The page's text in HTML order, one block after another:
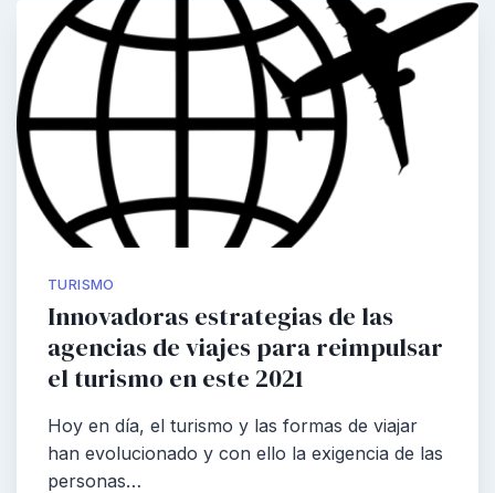
TURISMO
Innovadoras estrategias de las
agencias de viajes para reimpulsar
el turismo en este 2021
Hoy en día, el turismo y las formas de viajar
han evolucionado y con ello la exigencia de las
personas…